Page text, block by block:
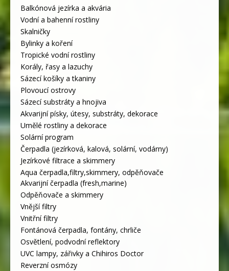
Balkónová jezírka a akvária
Vodní a bahenní rostliny
Skalničky
Bylinky a koření
Tropické vodní rostliny
Korály, řasy a lazuchy
Sázecí košíky a tkaniny
Plovoucí ostrovy
Sázecí substráty a hnojiva
Akvarijní písky, útesy, substráty, dekorace
Umělé rostliny a dekorace
Solární program
Čerpadla (jezírková, kalová, solární, vodárny)
Jezírkové filtrace a skimmery
Aqua čerpadla,filtry,skimmery, odpěňovače
Akvarijní čerpadla (fresh,marine)
Odpěňovače a skimmery
Vnější filtry
Vnitřní filtry
Fontánová čerpadla, fontány, chrliče
Osvětlení, podvodní reflektory
UVC lampy, zářivky a Chihiros Doctor
Reverzní osmózy